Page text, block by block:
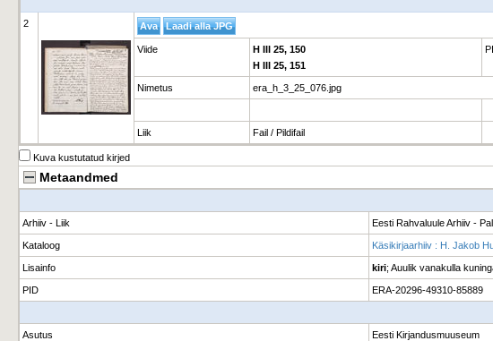
2
Viide
H III 25, 150
H III 25, 151
Nimetus era_h_3_25_076.jpg
Liik Fail / Pildifail
Kuva kustutatud kirjed
Metaandmed
Arhiiv - Liik Eesti Rahvaluule Arhiiv -
Kataloog Käsikirjaarhiiv : H. Jakob
Lisainfo kiri; Auulik vanakulla
PID ERA-20296-49310-85889
Asutus Eesti Kirjandusmuuseum